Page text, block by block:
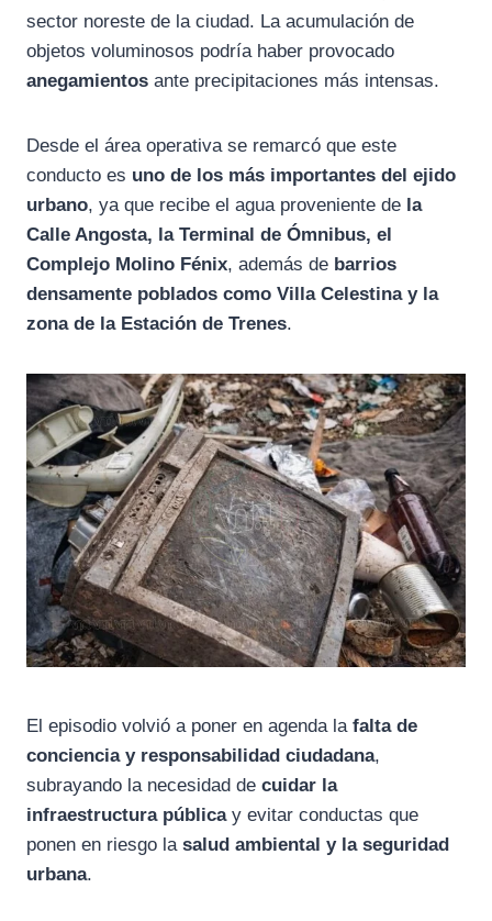
sector noreste de la ciudad. La acumulación de
objetos voluminosos podría haber provocado
anegamientos ante precipitaciones más intensas.
Desde el área operativa se remarcó que este
conducto es uno de los más importantes del ejido
urbano, ya que recibe el agua proveniente de la
Calle Angosta, la Terminal de Ómnibus, el
Complejo Molino Fénix, además de barrios
densamente poblados como Villa Celestina y la
zona de la Estación de Trenes.
El episodio volvió a poner en agenda la falta de
conciencia y responsabilidad ciudadana,
subrayando la necesidad de cuidar la
infraestructura públicay evitar conductas que
ponen en riesgo la salud ambiental y la seguridad
urbana.